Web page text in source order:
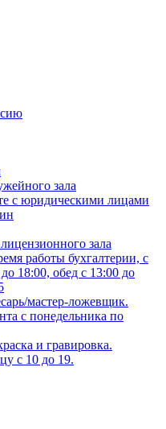
зала
с юридическими лицами
зала
работы бухгалтерии, с
18:00, обед с 13:00 до
мастер-ложевщик.
с понедельника по
и гравировка.
с 10 до 19.